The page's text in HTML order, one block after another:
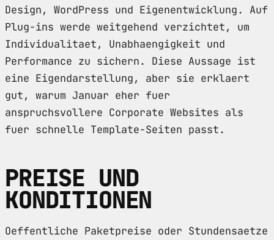
Design, WordPress und Eigenentwicklung. Auf
Plug-ins werde weitgehend verzichtet, um
Individualitaet, Unabhaengigkeit und
Performance zu sichern. Diese Aussage ist
eine Eigendarstellung, aber sie erklaert
gut, warum Januar eher fuer
anspruchsvollere Corporate Websites als
fuer schnelle Template-Seiten passt.
PREISE UND
KONDITIONEN
Oeffentliche Paketpreise oder Stundensaetze